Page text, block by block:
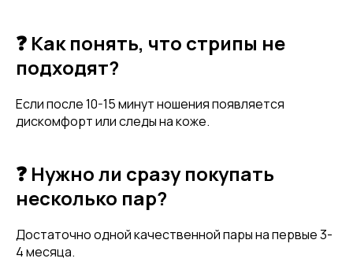
❓ Как понять, что стрипы не
подходят?
Если после 10-15 минут ношения появляется
дискомфорт или следы на коже.
❓ Нужно ли сразу покупать
несколько пар?
Достаточно одной качественной пары на первые 3-
4 месяца.